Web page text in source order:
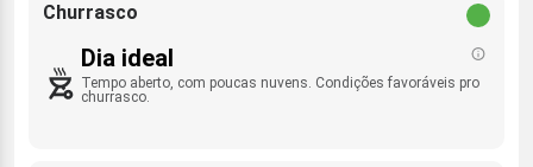
Churrasco
Dia ideal
Tempo aberto, com poucas nuvens. Condições favoráveis pro
churrasco.